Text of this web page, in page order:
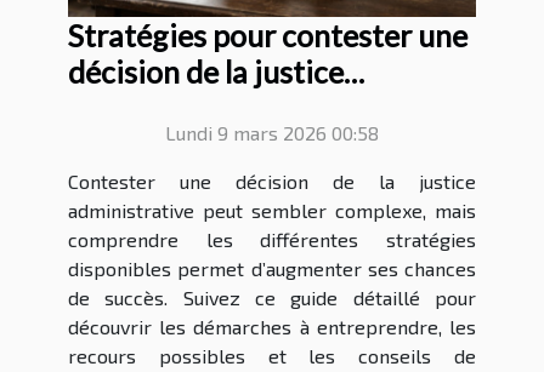
Stratégies pour contester une
décision de la justice
Lundi 9 mars 2026 00:58
Contester une décision de la justice
administrative peut sembler complexe, mais
comprendre les différentes stratégies
disponibles permet d’augmenter ses chances
de succès. Suivez ce guide détaillé pour
découvrir les démarches à entreprendre, les
recours possibles et les conseils de